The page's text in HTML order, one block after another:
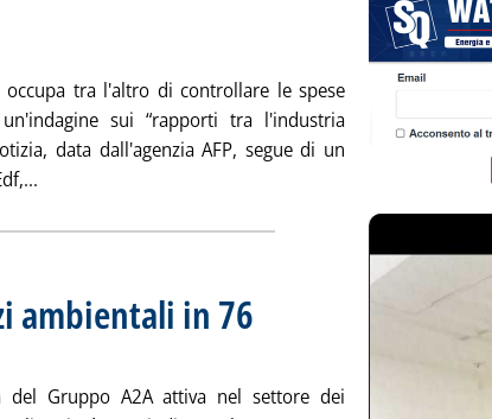
occupa tra l'altro di controllare le spese
sui “rapporti tra l'industria
data dall'agenzia AFP, segue di un
Leggi tutta la notizia: 'Edf, un “caso cinese” . per il
ambientali in 76
del Gruppo A2A attiva nel settore dei